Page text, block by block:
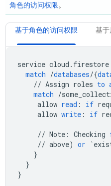
角色的访问权限。
基于角色的访问权限 基
service cloud . firestore
match /databases/{
// Assign roles to
match /
allow read : if
allow write : if
// Note : Checking
// above) or
}
}
}